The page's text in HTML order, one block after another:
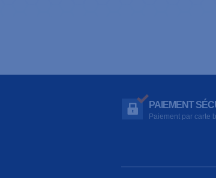
PAIEMENT
Paiement par carte